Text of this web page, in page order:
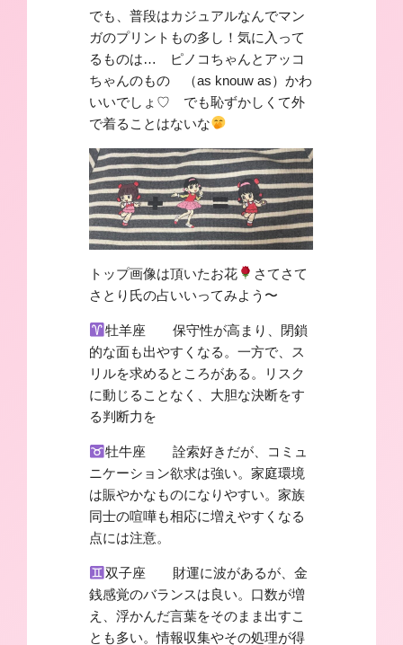
でも、普段はカジュアルなんでマン
ガのプリントもの多し！気に入って
るものは… ピノコちゃんとアッコ
ちゃんのもの （as knouw as）かわ
いいでしょ♡ でも恥ずかしくて外
で着ることはないな
トップ画像は頂いたお花
さてさて
さとり氏の占いいってみよう〜
牡羊座 保守性が高まり、閉鎖
的な面も出やすくなる。一方で、ス
リルを求めるところがある。リスク
に動じることなく、大胆な決断をす
る判断力を
牡牛座 詮索好きだが、コミュ
ニケーション欲求は強い。家庭環境
は賑やかなものになりやすい。家族
同士の喧嘩も相応に増えやすくなる
点には注意。
双子座 財運に波があるが、金
銭感覚のバランスは良い。口数が増
え、浮かんだ言葉をそのまま出すこ
とも多い。情報収集やその処理が得